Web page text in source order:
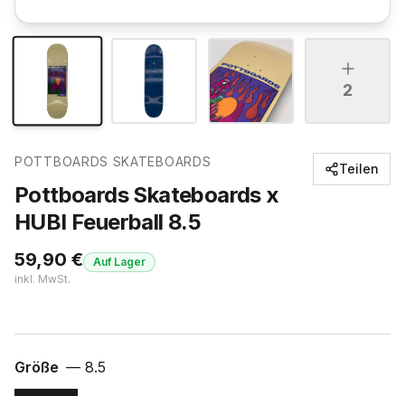
2
POTTBOARDS SKATEBOARDS
Pottboards Skateboards x
HUBI Feuerball 8.5
59,90 €
inkl. MwSt.
Auf Lager
Teilen
Größe — 8.5